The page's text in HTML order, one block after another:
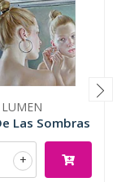
LUMEN
Las Sombras
+